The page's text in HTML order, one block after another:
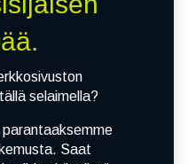
selaimella?
Saat